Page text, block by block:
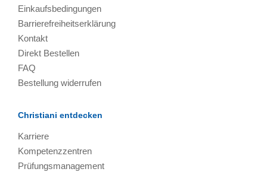
Einkaufsbedingungen
Barrierefreiheitserklärung
Kontakt
Direkt Bestellen
FAQ
Bestellung widerrufen
Christiani entdecken
Karriere
Kompetenzzentren
Prüfungsmanagement